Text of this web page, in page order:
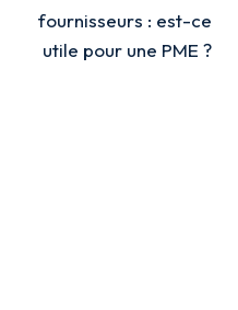
fournisseurs : est-ce
utile pour une PME ?